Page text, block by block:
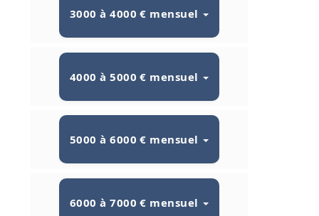
3000 à 4000 € mensuel
4000 à 5000 € mensuel
5000 à 6000 € mensuel
6000 à 7000 € mensuel